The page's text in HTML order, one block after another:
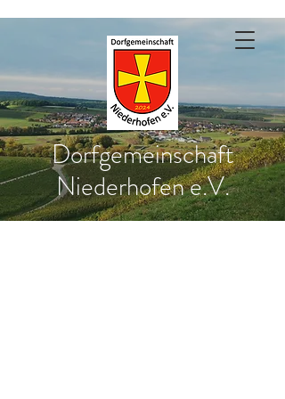
Dorfgemeinschaft
Niederhofen e.V.